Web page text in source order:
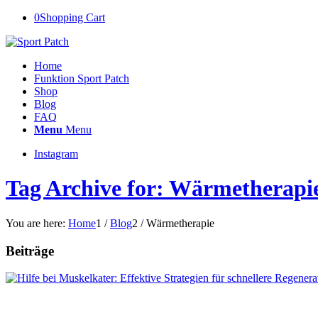
0Shopping Cart
Home
Funktion Sport Patch
Shop
Blog
FAQ
Menu Menu
Instagram
Tag Archive for:
You are here: Home1 / Blog2 / Wärmetherapie
Beiträge